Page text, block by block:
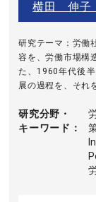
横田 伸子
研究テーマ：労働
容を、労働市場構
た、1960年代後
展の過程を、それ
研究分野・
キーワード